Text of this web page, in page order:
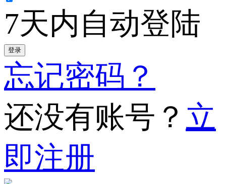
7天内自动登陆
登录
忘记密码？
还没有账号？ 立
即注册